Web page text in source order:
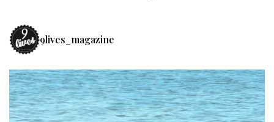
9lives_magazine